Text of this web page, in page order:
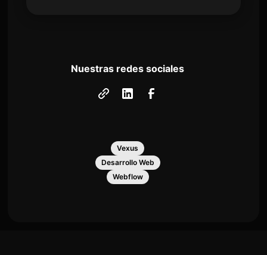
Nuestras redes sociales
Vexus
Desarrollo Web
Webflow